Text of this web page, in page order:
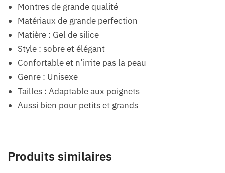
Montres de grande qualité
Matériaux de grande perfection
Matière : Gel de silice
Style : sobre et élégant
Confortable et n’irrite pas la peau
Genre : Unisexe
Tailles : Adaptable aux poignets
Aussi bien pour petits et grands
Produits similaires